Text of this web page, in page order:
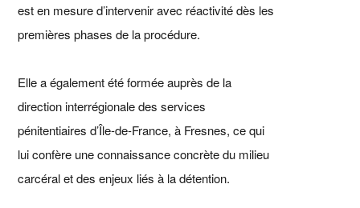
est en mesure d’intervenir avec réactivité dès les
premières phases de la procédure.
Elle a également été formée auprès de la
direction interrégionale des services
pénitentiaires d’Île-de-France, à Fresnes, ce qui
lui confère une connaissance concrète du milieu
carcéral et des enjeux liés à la détention.